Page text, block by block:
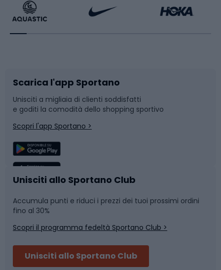
Bikepacking
Bushcraft
Corsa
Sport di squadra
Caschi da ciclismo
Skitouring
Sport con le racchette
Slitte e slittini
Snowboard
Camminata nordica
Nuoto
Pattinaggio
Scarica l'app Sportano
Unisciti a migliaia di clienti soddisfatti
e goditi la comodità dello shopping sportivo
Scopri l'app Sportano >
Unisciti allo Sportano Club
Accumula punti e riduci i prezzi dei tuoi prossimi ordini
fino al 30%
Scopri il programma fedeltà Sportano Club >
Unisciti allo Sportano Club